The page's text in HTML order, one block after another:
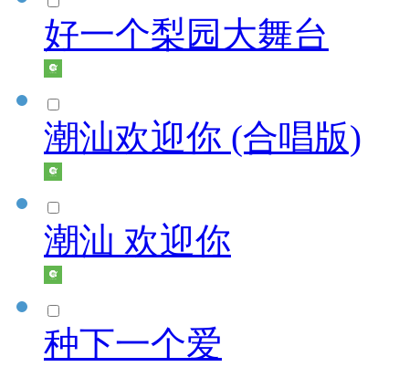
好一个梨园大舞台
潮汕欢迎你 (合唱版)
潮汕 欢迎你
种下一个爱